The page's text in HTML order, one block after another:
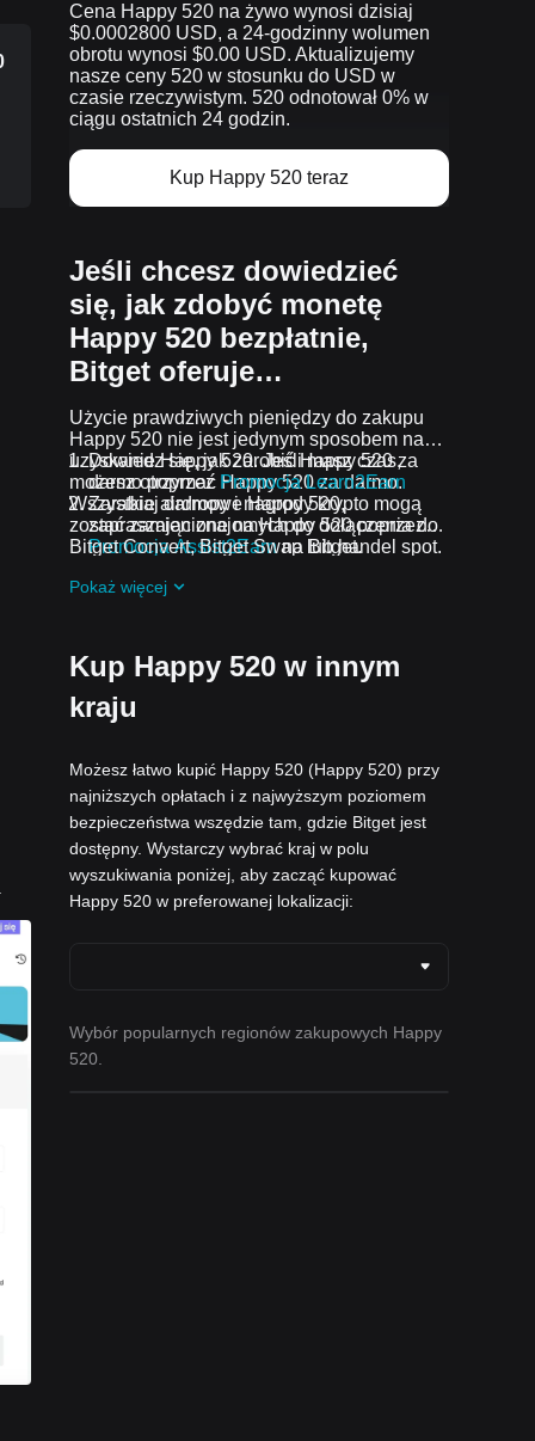
Cena Happy 520 na żywo wynosi dzisiaj
$0.0002800 USD, a 24-godzinny wolumen
obrotu wynosi $0.00 USD. Aktualizujemy
nasze ceny 520 w stosunku do USD w
czasie rzeczywistym. 520 odnotował 0% w
ciągu ostatnich 24 godzin.
Kup Happy 520 teraz
Jeśli chcesz dowiedzieć
się, jak zdobyć monetę
Happy 520 bezpłatnie,
Bitget oferuje…
Użycie prawdziwych pieniędzy do zakupu
Happy 520 nie jest jedynym sposobem na
uzyskanie Happy 520. Jeśli masz czas,
możesz otrzymać Happy 520 za darmo.
Dowiedz się, jak zarobić Happy 520 za
darmo poprzez Promocja Learn2Earn
Zarabiaj darmowe Happy 520,
zapraszając znajomych do dołączenia do
Promocja Assist2Earnna Bitget.
dołączając do
Wszystkie airdropy i nagrody krypto mogą
zostać zamienione na Happy 520 poprzez
Bitget Convert, Bitget Swap lub handel spot.
Pokaż więcej
Kup Happy 520 w innym
kraju
Możesz łatwo kupić Happy 520 (Happy 520) przy
najniższych opłatach i z najwyższym poziomem
bezpieczeństwa wszędzie tam, gdzie Bitget jest
dostępny. Wystarczy wybrać kraj w polu
wyszukiwania poniżej, aby zacząć kupować
Happy 520 w preferowanej lokalizacji:
Wybór popularnych regionów zakupowych Happy
520.